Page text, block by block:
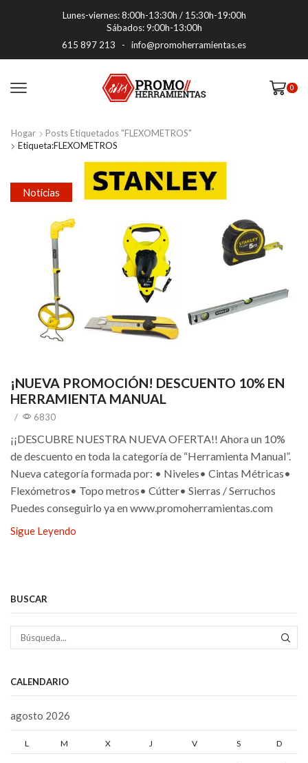
Lunes-viernes: 8:00h-13:30h / 15:30h-19:00h
Sábados: 9:00h-13:00h
615 897 213 - info@promoherramientas.es
0
Hogar
Posts Etiquetados "FLEXOMETROS"
Etiqueta:FLEXOMETROS
Noticias
¡NUEVA PROMOCIÓN! DESCUENTO 10% EN
HERRAMIENTA MANUAL
/ 6830
¡¡DESCUBRE NUESTRA NUEVA OFERTA!! Ahora un 10%
de descuento en toda la categoría de “Herramienta Manual”.
Nueva categoría formada por: • Niveles• Cintas Métricas•
Flexómetros• Topo metros• Cútter• Sierras / Serruchos
Puedes conseguirlo ya en www.promoherramientas.com
Sigue Leyendo
BUSCAR
CALENDARIO
agosto 2026
L M X J V S D